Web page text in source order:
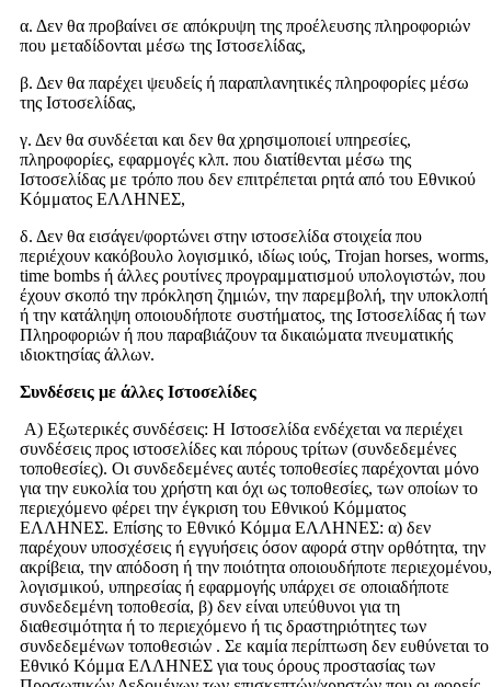
α. Δεν θα προβαίνει σε απόκρυψη της προέλευσης πληροφοριών
που μεταδίδονται μέσω της Ιστοσελίδας,
β. Δεν θα παρέχει ψευδείς ή παραπλανητικές πληροφορίες μέσω
της Ιστοσελίδας,
γ. Δεν θα συνδέεται και δεν θα χρησιμοποιεί υπηρεσίες,
πληροφορίες, εφαρμογές κλπ. που διατίθενται μέσω της
Ιστοσελίδας με τρόπο που δεν επιτρέπεται ρητά από του Εθνικού
Κόμματος ΕΛΛΗΝΕΣ,
δ. Δεν θα εισάγει/φορτώνει στην ιστοσελίδα στοιχεία που
περιέχουν κακόβουλο λογισμικό, ιδίως ιούς, Trojan horses, worms,
time bombs ή άλλες ρουτίνες προγραμματισμού υπολογιστών, που
έχουν σκοπό την πρόκληση ζημιών, την παρεμβολή, την υποκλοπή
ή την κατάληψη οποιουδήποτε συστήματος, της Ιστοσελίδας ή των
Πληροφοριών ή που παραβιάζουν τα δικαιώματα πνευματικής
ιδιοκτησίας άλλων.
Συνδέσεις με άλλες Ιστοσελίδες
Α) Εξωτερικές συνδέσεις: Η Ιστοσελίδα ενδέχεται να περιέχει
συνδέσεις προς ιστοσελίδες και πόρους τρίτων (συνδεδεμένες
τοποθεσίες). Οι συνδεδεμένες αυτές τοποθεσίες παρέχονται μόνο
για την ευκολία του χρήστη και όχι ως τοποθεσίες, των οποίων το
περιεχόμενο φέρει την έγκριση του Εθνικού Κόμματος
ΕΛΛΗΝΕΣ. Επίσης το Εθνικό Κόμμα ΕΛΛΗΝΕΣ: α) δεν
παρέχουν υποσχέσεις ή εγγυήσεις όσον αφορά στην ορθότητα, την
ακρίβεια, την απόδοση ή την ποιότητα οποιουδήποτε περιεχομένου,
λογισμικού, υπηρεσίας ή εφαρμογής υπάρχει σε οποιαδήποτε
συνδεδεμένη τοποθεσία, β) δεν είναι υπεύθυνοι για τη
διαθεσιμότητα ή το περιεχόμενο ή τις δραστηριότητες των
συνδεδεμένων τοποθεσιών . Σε καμία περίπτωση δεν ευθύνεται το
Εθνικό Κόμμα ΕΛΛΗΝΕΣ για τους όρους προστασίας των